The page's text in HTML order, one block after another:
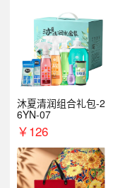
沐夏清润组合礼包-2
6YN-07
￥126